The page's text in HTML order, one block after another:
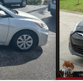
¡Nuevo!